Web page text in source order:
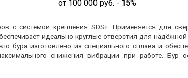
от 100 000руб. - 15%
с системой крепления SDS+. Применяется для
идеально круглые отверстия для
бура изготовлено из специального сплава и
снижения вибрации при работе. Бур